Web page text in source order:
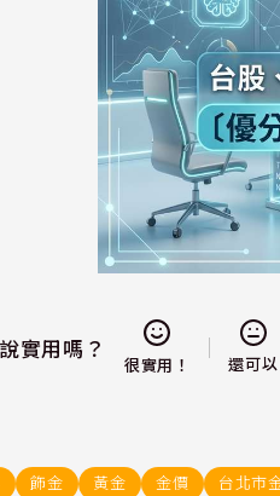
實用嗎？
很實用！ 還可以
飾金 黃金 金價 台北市